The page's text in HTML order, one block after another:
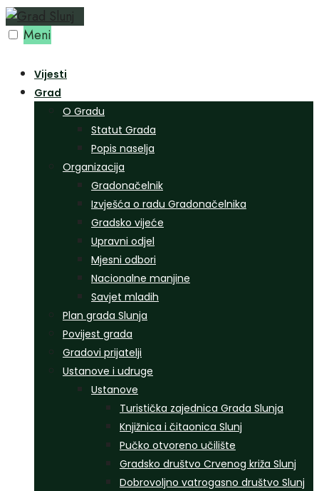
Preskoči
na Meni
Vijesti
Grad
O Gradu
Statut Grada
Popis naselja
Organizacija
Gradonačelnik
Izvješća o radu Gradonačelnika
Gradsko vijeće
Upravni odjel
Mjesni odbori
Nacionalne manjine
Savjet mladih
Plan grada Slunja
Povijest grada
Gradovi prijatelji
Ustanove i udruge
Ustanove
Turistička zajednica Grada Slunja
Knjižnica i čitaonica Slunj
Pučko otvoreno učilište
Gradsko društvo Crvenog križa Slunj
Dobrovoljno vatrogasno društvo Slunj